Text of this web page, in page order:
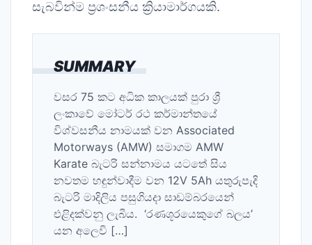
SUMMARY
වසර 75 කට අධික කාලයක් පුරා ශ්‍රී
ලංකාවේ මෝටර් රථ කර්මාන්තයේ
විශ්වසනීය නාමයක් වන Associated
Motorways (AMW) සමාගම AMW
Karate බැටරි සන්නාමය යටතේ සිය
නවතම හඳුන්වාදීම වන 12V 5Ah යතුරුපැදි
බැටරි මාදිලිය පසුගියදා සාඩම්බරයෙන්
එළිදක්වනු ලැබීය. ‘රණශූරයෙකුගේ බලය’
යන අලෙවි […]
සැබවින්ම ප්‍රශංසනීය ක්‍රියාමාර්ගයකි.